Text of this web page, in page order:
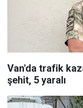
Van'da trafik
şehit, 5 yaralı